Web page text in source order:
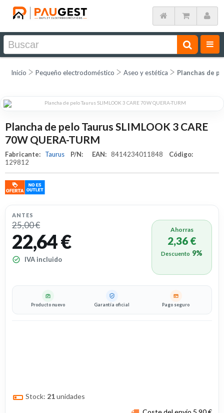
Inicio Pequeño electrodoméstico Aseo y estética Planchas de
Plancha de pelo Taurus SLIMLOOK 3 CARE
70W QUERA-TURM
Fabricante: Taurus P/N: EAN: 8414234011848 Código:
129812
ANTES
25,00 €
22,64 €
IVA incluido
Ahorras
2,36 €
Descuento 9%
Producto nuevo Garantía oficial Pago seguro
Stock: 21unidades